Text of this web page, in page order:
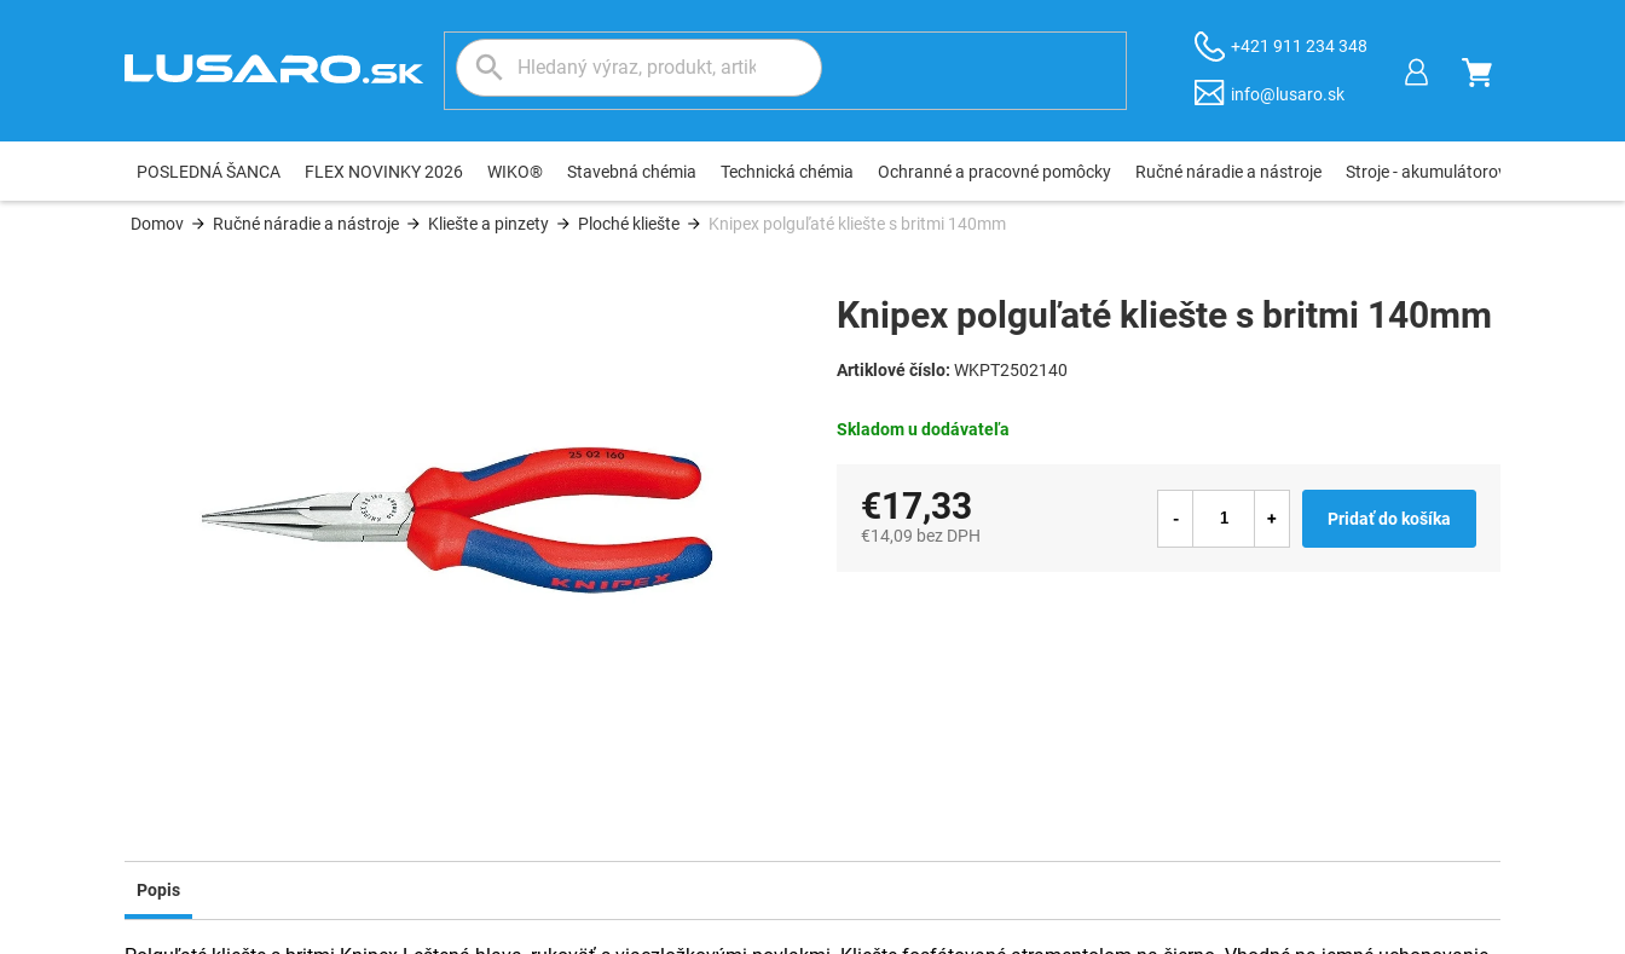
+421 911 234 348
info@lusaro.sk
NÁKUPNÝ
POSLEDNÁ ŠANCA FLEX NOVINKY 2026 WIKO® Stavebná chémia Technická chémia Ochranné a pracovné pomôcky Ručné náradie a nástroje Stroje - akumulátorové, elektro,
Domov Ručné náradie a nástroje Kliešte a pinzety Ploché kliešte Knipex polguľaté kliešte s britmi 140mm
Skladom u dodávateľa
Knipex polguľaté kliešte s britmi 140mm
WKPT2502140
€17,33
€14,09 bez DPH
Pridať do košíka
Popis